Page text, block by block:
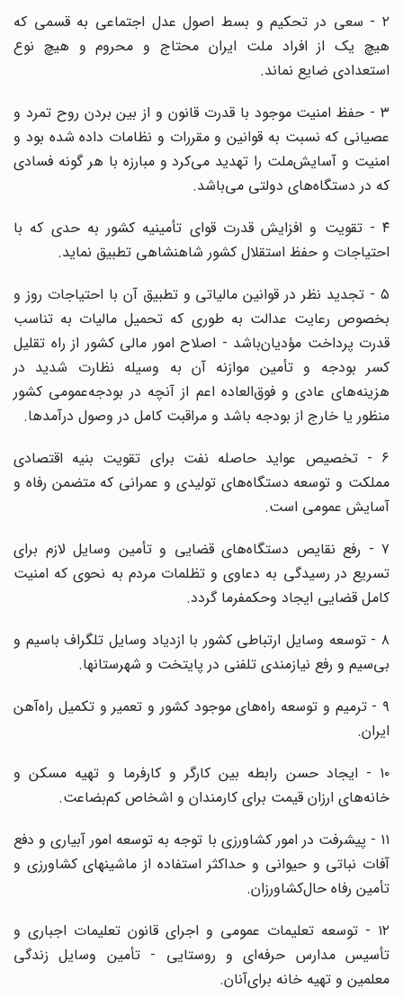
۲ - سعی در تحکیم و بسط اصول عدل اجتماعی به قسمی که
هیچ یک از افراد ملت ایران محتاج و محروم و هیچ نوع
استعدادی ضایع نماند.
۳ - حفظ امنیت موجود با قدرت قانون و از بین بردن روح تمرد و
عصیانی که نسبت به قوانین و مقررات و نظامات داده شده بود و
امنیت و آسایش‌ملت را تهدید می‌کرد و مبارزه با هر گونه فسادی
که در دستگاه‌های دولتی می‌باشد.
۴ - تقویت و افزایش قدرت قوای تأمینیه کشور به حدی که با
احتیاجات و حفظ استقلال کشور شاهنشاهی تطبیق نماید.
۵ - تجدید نظر در قوانین مالیاتی و تطبیق آن با احتیاجات روز و
بخصوص رعایت عدالت به طوری که تحمیل مالیات به تناسب
قدرت پرداخت مؤدیان‌باشد - اصلاح امور مالی کشور از راه تقلیل
کسر بودجه و تأمین موازنه آن به وسیله نظارت شدید در
هزینه‌های عادی و فوق‌العاده اعم از آنچه در بودجه‌عمومی کشور
منظور یا خارج از بودجه باشد و مراقبت کامل در وصول درآمدها.
۶ - تخصیص عواید حاصله نفت برای تقویت بنیه اقتصادی
مملکت و توسعه دستگاه‌های تولیدی و عمرانی که متضمن رفاه و
آسایش عمومی است.
۷ - رفع نقایص دستگاه‌های قضایی و تأمین وسایل لازم برای
تسریع در رسیدگی به دعاوی و تظلمات مردم به نحوی که امنیت
کامل قضایی ایجاد و‌حکمفرما گردد.
۸ - توسعه وسایل ارتباطی کشور با ازدیاد وسایل تلگراف باسیم و
بی‌سیم و رفع نیازمندی تلفنی در پایتخت و شهرستانها.
۹ - ترمیم و توسعه راه‌های موجود کشور و تعمیر و تکمیل راه‌آهن
ایران.
۱۰ - ایجاد حسن رابطه بین کارگر و کارفرما و تهیه مسکن و
خانه‌های ارزان قیمت برای کارمندان و اشخاص کم‌بضاعت.
۱۱ - پیشرفت در امور کشاورزی با توجه به توسعه امور آبیاری و دفع
آفات نباتی و حیوانی و حداکثر استفاده از ماشینهای کشاورزی و
تأمین رفاه حال‌کشاورزان.
۱۲ - توسعه تعلیمات عمومی و اجرای قانون تعلیمات اجباری و
تأسیس مدارس حرفه‌ای و روستایی - تأمین وسایل زندگی
معلمین و تهیه خانه برای‌آنان.